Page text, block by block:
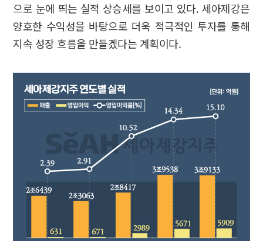
으로 눈에 띄는 실적 상승세를 보이고 있다. 세아제강은
양호한 수익성을 바탕으로 더욱 적극적인 투자를 통해
지속 성장 흐름을 만들겠다는 계획이다.